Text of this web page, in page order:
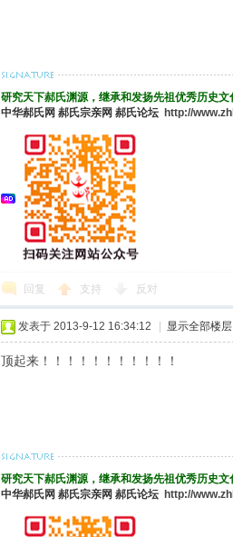
研究天下郝氏渊源，继承和发扬先祖优秀历史
中华郝氏网 郝氏宗亲网 郝氏论坛 http://
回复 支持 反对
发表于 2013-9-12 16:34:12 显示全部楼层
顶起来！！！！！！！！！！！
研究天下郝氏渊源，继承和发扬先祖优秀历史
中华郝氏网 郝氏宗亲网 郝氏论坛 http://